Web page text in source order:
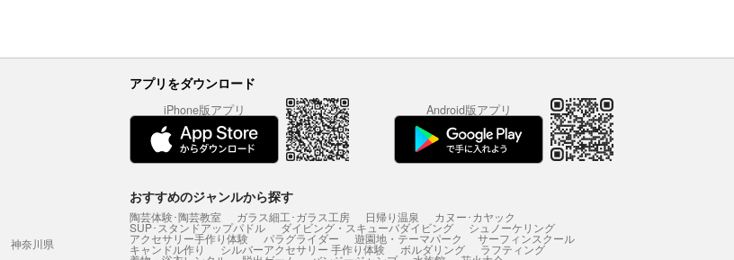
アプリをダウンロード
iPhone版アプリ Android版アプリ
神奈川県
おすすめのジャンルから探す
陶芸体験･陶芸教室 ガラス細工･ガラス工房 日帰り温泉 カヌー･カヤック
SUP･スタンドアップパドル ダイビング・スキューバダイビング シュノーケリング
アクセサリー手作り体験 パラグライダー 遊園地・テーマパーク サーフィンスクール
キャンドル作り シルバーアクセサリー 手作り体験 ボルダリング ラフティング